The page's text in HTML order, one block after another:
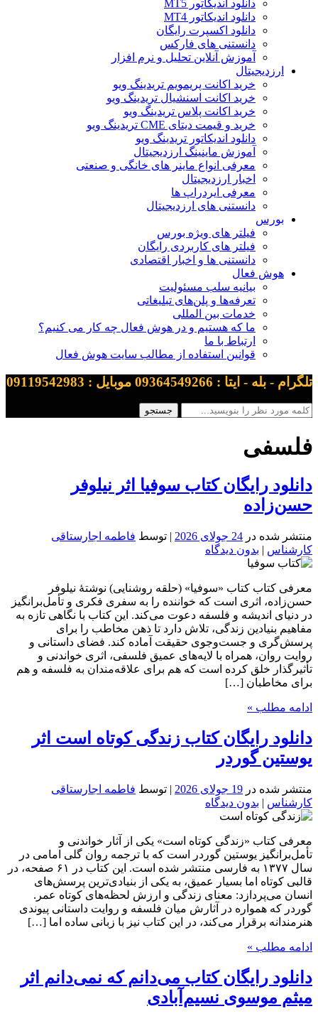
دانلود اندیکاتور MT5
دانلود اندیکاتور MT4
دانلود اکسپرت رایگان
دانستنی های فارکس
آموزش آنلاین تحلیل و نرم افزار
ارزدیجیتال
خرید اکانت پریمویم تریدینگ ویو
خرید اکانت اسنشیال تریدینگ ویو
خرید اکانت پلاس تریدینگ ویو
خرید و قیمت دیتای CME تریدینگ ویو
دانلود اندیکاتور تریدینگ ویو
آموزش ماینینگ ارزدیجیتال
معرفی انواع ماینر های خانگی و صنعتی
اخبار ارزدیجیتال
معرفی ایردراپ ها
دانستنی های ارزدیجیتال
بورس
فیلتر های ویژه بورس
فیلتر های کاربردی رایگان
دانستنی ها و اخبار اقتصادی
هوش فعال
بیانیه سلب مسئولیت
تعرفه‌ها و پلن‌های تبلیغاتی
خدمات بین المللی
ما که هستیم و در هوش فعال چه کار می کنیم؟
ارتباط با ما
قوانین استفاده از مطالب سایت هوش فعال
تلگرام - بله - ایتا : 09364549266 موبایل : 09119542983
فلسفی
دانلود رایگان کتاب سوفیا اثر نیلوفر
حسن‌زاده
منتشر شده در 24 جولای 2026 | توسط فاطمه اجارستاقی
کارشناس | بدون دیدگاه
معرفی کتاب کتاب «سوفیا» (حلقه روشنایی) نوشتهٔ نیلوفر
حسن‌زاده، اثری است که خواننده را به سفری فکری و تأمل‌برانگیز
در دنیای اندیشه و فلسفه دعوت می‌کند. این کتاب با نگاهی تازه به
مفاهیم بنیادین زندگی، تلاش دارد تا ذهن مخاطب را برای
پرسش‌گری و جست‌وجوی حقیقت آماده کند. فضای داستانی و
روایت روان، همراه با لایه‌های عمیق فلسفی، اثری خواندنی و
تأثیرگذار خلق کرده است که هم برای علاقه‌مندان به فلسفه و هم
برای مخاطبان […]
ادامه مطلب »
دانلود رایگان کتاب زندگی کوتاه است اثر
یوستین گوردر
منتشر شده در 19 جولای 2026 | توسط فاطمه اجارستاقی
کارشناس | بدون دیدگاه
معرفی کتاب «زندگی کوتاه است» یکی از آثار خواندنی و
تأمل‌برانگیز یوستین گوردر است که با ترجمه روان گلی امامی در
سال ۱۳۷۷ به فارسی منتشر شده است. این کتاب در ۶۱ صفحه، در
قالبی کوتاه اما بسیار عمیق، به یکی از بنیادی‌ترین پرسش‌های
انسان می‌پردازد: معنای زندگی و ارزش لحظه‌های کوتاه عمر.
گوردر که همواره در آثارش میان فلسفه و روایت داستانی پیوندی
هنرمندانه برقرار می‌کند، در این کتاب نیز با زبانی ساده اما […]
ادامه مطلب »
دانلود رایگان کتاب می‌دانم که نمی‌دانم اثر
میثم موسوی نسیم‌آبادی